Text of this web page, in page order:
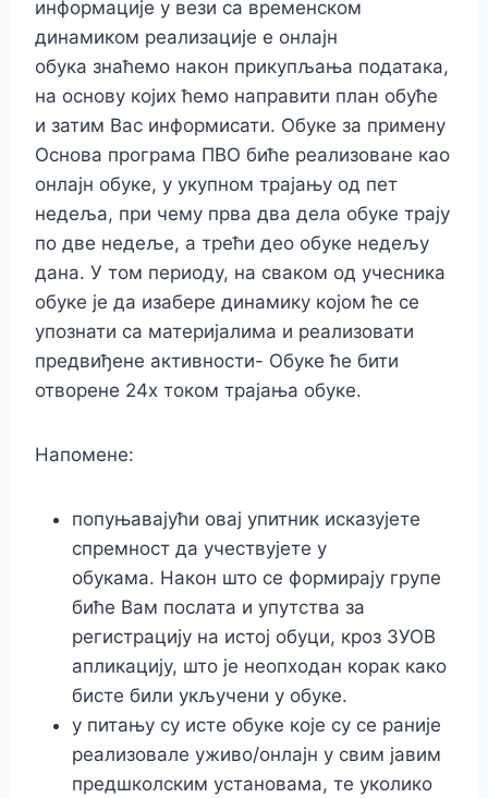
информације у вези са временском
динамиком реализације е онлајн
обука знаћемо након прикупљања података,
на основу којих ћемо направити план обуће
и затим Вас информисати. Обуке за примену
Основа програма ПВО биће реализоване као
онлајн обуке, у укупном трајању од пет
недеља, при чему прва два дела обуке трају
по две недеље, а трећи део обуке недељу
дана. У том периоду, на сваком од учесника
обуке је да изабере динамику којом ће се
упознати са материјалима и реализовати
предвиђене активности- Обуке ће бити
отворене 24х током трајања обуке.
Напомене:
попуњавајући овај упитник исказујете
спремност да учествујете у
обукама. Након што се формирају групе
биће Вам послата и упутства за
регистрацију на истој обуци, кроз ЗУОВ
апликацију, што је неопходан корак како
бисте били укључени у обуке.
у питању су исте обуке које су се раније
реализовале уживо/онлајн у свим јавим
предшколским установама, те уколико